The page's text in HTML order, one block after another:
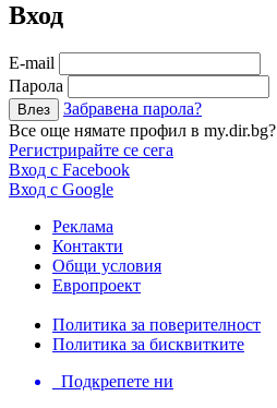
Вход
Е-mail
Парола
Забравена парола?
Все още нямате профил в my.dir.bg?
Регистрирайте се сега
Вход с Facebook
Вход с Google
Реклама
Контакти
Общи условия
Европроект
Политика за поверителност
Политика за бисквитките
Подкрепете ни